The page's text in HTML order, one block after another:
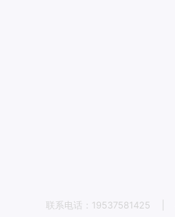
联系电话：19537581425